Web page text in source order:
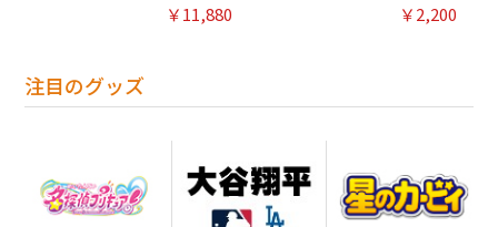
￥11,880 ￥2,200
注目のグッズ